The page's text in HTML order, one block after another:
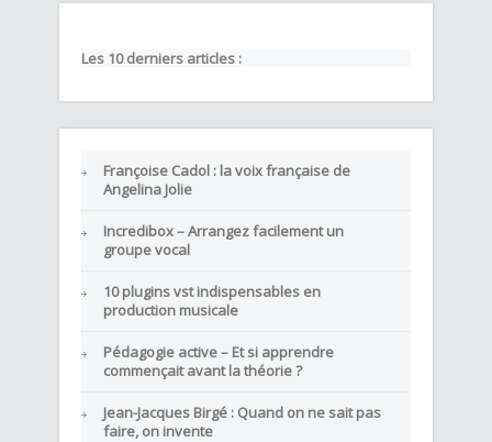
Les 10 derniers articles :
Françoise Cadol : la voix française de
Angelina Jolie
Incredibox – Arrangez facilement un
groupe vocal
10 plugins vst indispensables en
production musicale
Pédagogie active – Et si apprendre
commençait avant la théorie ?
Jean-Jacques Birgé : Quand on ne sait pas
faire, on invente